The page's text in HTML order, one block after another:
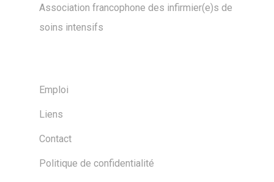
Association francophone des infirmier(e)s de
soins intensifs
Emploi
Liens
Contact
Politique de confidentialité